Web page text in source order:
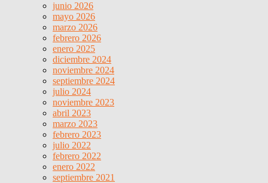
junio 2026
mayo 2026
marzo 2026
febrero 2026
enero 2025
diciembre 2024
noviembre 2024
septiembre 2024
julio 2024
noviembre 2023
abril 2023
marzo 2023
febrero 2023
julio 2022
febrero 2022
enero 2022
septiembre 2021